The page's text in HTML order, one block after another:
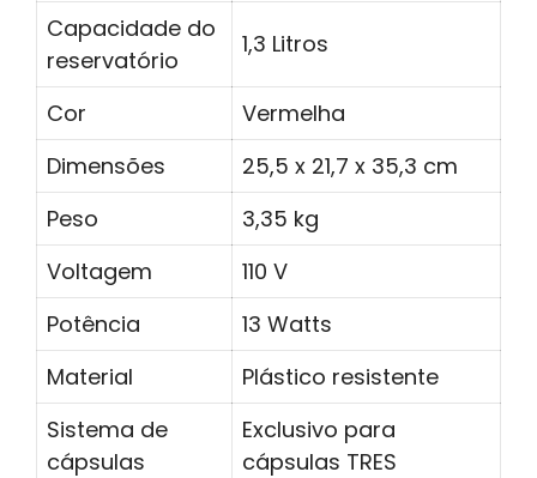
Capacidade do
reservatório
1,3 Litros
Cor
Vermelha
Dimensões
25,5 x 21,7 x 35,3 cm
Peso
3,35 kg
Voltagem
110 V
Potência
13 Watts
Material
Plástico resistente
Sistema de
cápsulas
Exclusivo para
cápsulas TRES